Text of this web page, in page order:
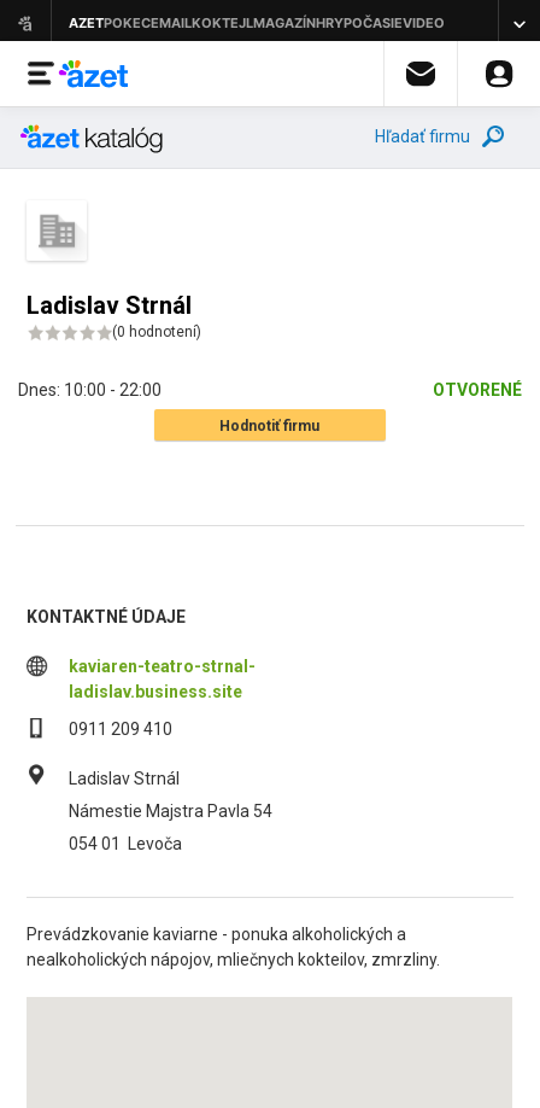
Hľadať firmu
Ladislav Strnál
(0 hodnotení)
Dnes: 10:00 - 22:00 OTVORENÉ
Hodnotiť firmu
KONTAKTNÉ ÚDAJE
kaviaren-teatro-strnal-
ladislav.business.site
0911 209 410
Ladislav Strnál
Námestie Majstra Pavla 54
054 01
Levoča
Prevádzkovanie kaviarne - ponuka alkoholických a
nealkoholických nápojov, mliečnych kokteilov, zmrzliny.